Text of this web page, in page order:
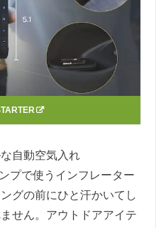
自動空気入れ
プで使うインフレーター
グの前にひと汗かいてし
せん。アウトドアアイテ